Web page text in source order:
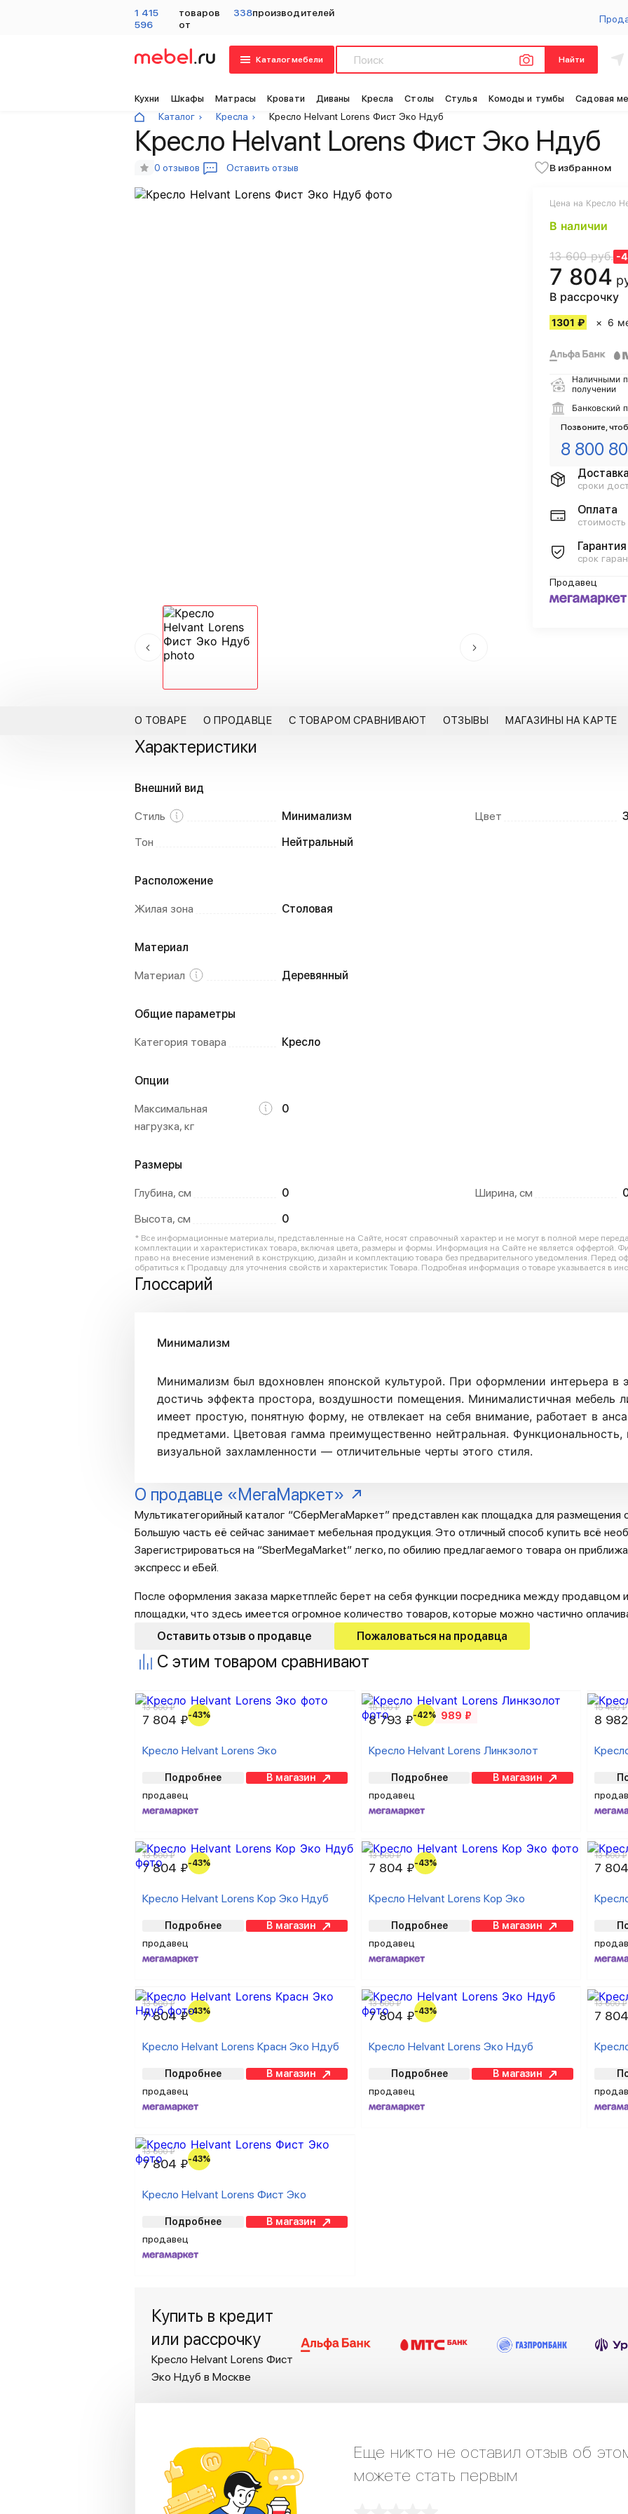
1 415
596
товаров
от
338производителей
Каталог мебели Найти
Кухни Шкафы Матрасы Кровати Диваны Кресла Столы Стулья Комоды и тумбы Садовая
Каталог Кресла Кресло Helvant Lorens Фист Эко Ндуб
Кресло Helvant Lorens Фист Эко Ндуб
0 отзывов Оставить отзыв В избранном
Цена на Кресло
В наличии
13 600 руб. -
7 804
В рассрочку
1301 ₽ 6
Наличными
получении
Банковский
Позвоните,
8 800
Доставка
сроки
Оплата
Гарантия
срок
Продавец
О ТОВАРЕ О ПРОДАВЦЕ С ТОВАРОМ СРАВНИВАЮТ ОТЗЫВЫ МАГАЗИНЫ НА КАРТЕ
Характеристики
Внешний вид
Стиль Минимализм Цвет
Тон
Нейтральный
Расположение
Жилая зона Столовая
Материал
Материал Деревянный
Общие параметры
Категория товара Кресло
Опции
Максимальная
нагрузка, кг
0
Размеры
Глубина, см 0 Ширина, см
Высота, см
0
* Все информационные материалы, представленные на Сайте, носят справочный характер и не могут в полной мере
комплектации и характеристиках товара, включая цвета, размеры и формы. Информация на Сайте не является оффертой.
право на внесение изменений в конструкцию, дизайн и комплектацию товара без предварительного уведомления. Перед
обратиться к Продавцу для уточнения свойств и характеристик Товара. Подробная информация о товаре указывается в
Глоссарий
Минимализм
Минимализм был вдохновлен японской культурой. При оформлении интерьера в
достичь эффекта простора, воздушности помещения. Минималистичная мебель
имеет простую, понятную форму, не отвлекает на себя внимание, работает в
предметами. Цветовая гамма преимущественно нейтральная. Функциональность,
визуальной захламленности — отличительные черты этого стиля.
О продавце «МегаМаркет»
Оставить отзыв о продавце Пожаловаться на продавца
Мультикатегорийный каталог “СберМегаМаркет” представлен как площадка для размещения
Большую часть её сейчас занимает мебельная продукция. Это отличный способ купить всё
Зарегистрироваться на “SberMegaMarket” легко, по обилию предлагаемого товара он
экспресс и еБей.
После оформления заказа маркетплейс берет на себя функции посредника между продавцом
площадки, что здесь имеется огромное количество товаров, которые можно частично
С этим товаром сравнивают
13 600 ₽
7 804 ₽-43%
Кресло Helvant Lorens Эко
Подробнее
В магазин
продавец
15 100 ₽
8 793 ₽-42% 989 ₽
Кресло Helvant Lorens Линкзолот
Подробнее
В магазин
продавец
15 400 ₽
8
13 600 ₽
7 804 ₽-43%
Кресло Helvant Lorens Кор Эко Ндуб
Подробнее
В магазин
продавец
13 600 ₽
7 804 ₽-43%
Кресло Helvant Lorens Кор Эко
Подробнее
В магазин
продавец
13 600 ₽
7
13 600 ₽
7 804 ₽-43%
Кресло Helvant Lorens Красн Эко Ндуб
Подробнее
В магазин
продавец
13 600 ₽
7 804 ₽-43%
Кресло Helvant Lorens Эко Ндуб
Подробнее
В магазин
продавец
13 600 ₽
7
13 600 ₽
7 804 ₽-43%
Кресло Helvant Lorens Фист Эко
Подробнее
В магазин
продавец
Купить в кредит
или рассрочку
Кресло Helvant Lorens Фист
Эко Ндуб в Москве
Еще никто не оставил отзыв об
можете стать первым